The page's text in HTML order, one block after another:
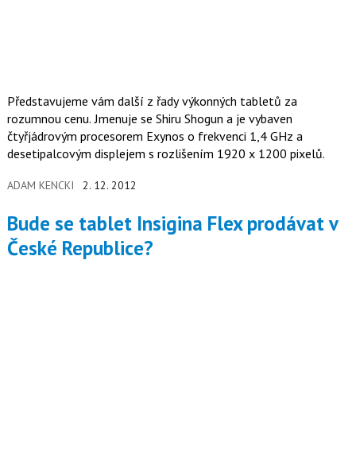
Představujeme vám další z řady výkonných tabletů za
rozumnou cenu. Jmenuje se Shiru Shogun a je vybaven
čtyřjádrovým procesorem Exynos o frekvenci 1,4 GHz a
desetipalcovým displejem s rozlišením 1920 x 1200 pixelů.
ADAM KENCKI 2. 12. 2012
Bude se tablet Insigina Flex prodávat v
České Republice?